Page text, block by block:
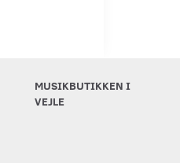
MUSIKBUTIKKEN I
VEJLE